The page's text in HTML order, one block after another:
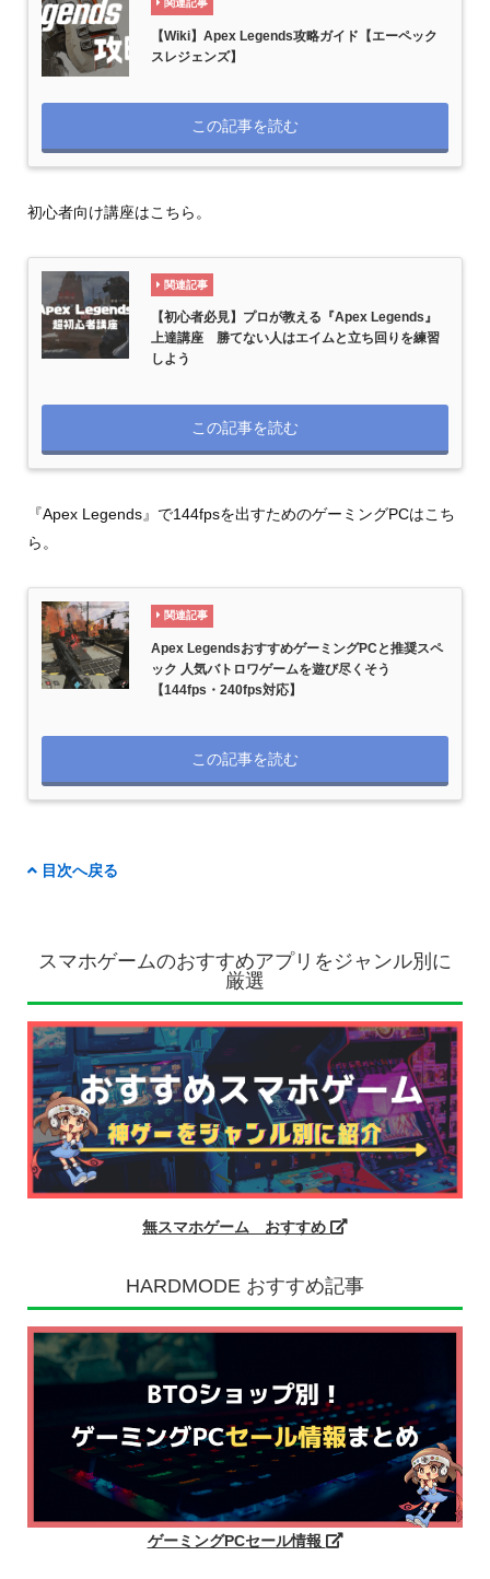
関連記事
【Wiki】Apex Legends攻略ガイド【エーペック
スレジェンズ】
この記事を読む
初心者向け講座はこちら。
関連記事
【初心者必見】プロが教える『Apex Legends』
上達講座 勝てない人はエイムと立ち回りを練習
しよう
この記事を読む
『Apex Legends』で144fpsを出すためのゲーミングPCはこち
ら。
関連記事
Apex LegendsおすすめゲーミングPCと推奨スペ
ック 人気バトロワゲームを遊び尽くそう
【144fps・240fps対応】
この記事を読む
目次へ戻る
スマホゲームのおすすめアプリをジャンル別に
厳選
無スマホゲーム おすすめ
HARDMODE おすすめ記事
ゲーミングPCセール情報